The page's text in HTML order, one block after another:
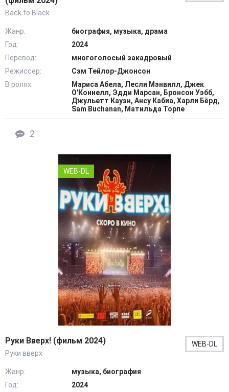
Back to Black
Жанр:
биография, музыка, драма
Год:
2024
Перевод:
многоголосый закадровый
Режиссер:
Сэм Тейлор-Джонсон
В ролях:
Мариса Абела, Лесли Мэнвилл, Джек
О'Коннелл, Эдди Марсан, Бронсон Уэбб,
Джульетт Кауэн, Ансу Кабиа, Харли Бёрд,
Sam Buchanan, Матильда Торпе
2
WEB-DL
Руки Вверх! (фильм 2024)
Руки вверх
WEB-DL
Жанр:
музыка, биография
Год:
2024